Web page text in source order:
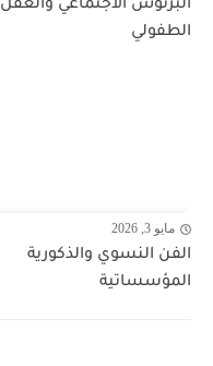
البرتوش الاجتماعي والعقل
الطفولي
مايو 3, 2026
الفن النسوي والذكورية
المؤسساتية